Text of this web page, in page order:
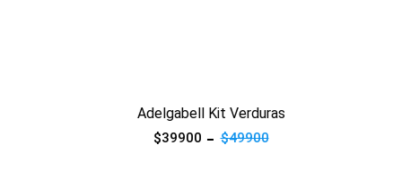
Adelgabell Kit Verduras
$39900 $49900